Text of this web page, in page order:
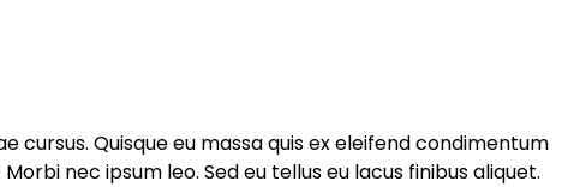
Quisque eu massa quis ex eleifend condimentum
nec ipsum leo. Sed eu tellus eu lacus finibus aliquet.